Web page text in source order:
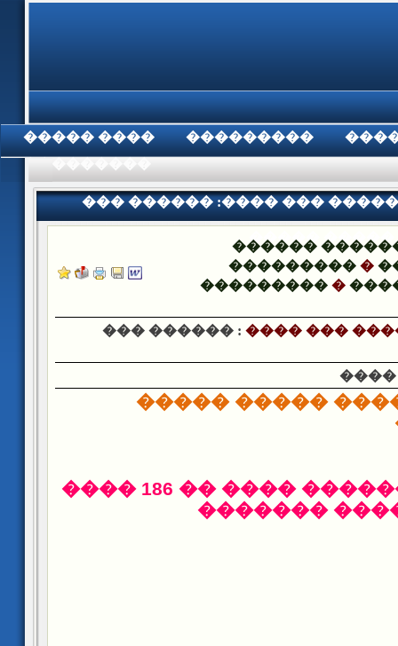
���� ����� ���������
��� ������ :���� ���
����� �����
������
����������
����������
��� ������ : ���� ���
����
���� ��� ������
������ ��������� ���� �� 186 ����
���� ����